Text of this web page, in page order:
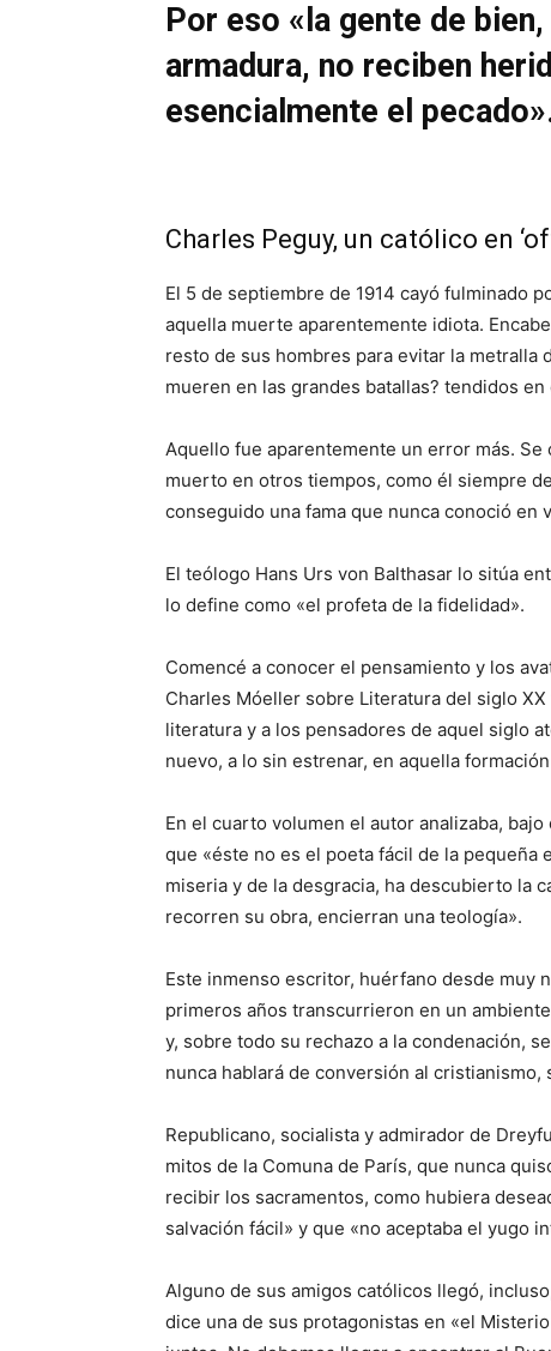
Por eso «la gente de
armadura, no reciben
esencialmente el
Charles Peguy, un católico en
El 5 de septiembre de 1914 cayó fulminado
aquella muerte aparentemente idiota.
resto de sus hombres para evitar la metralla
mueren en las grandes batallas? tendidos
Aquello fue aparentemente un error más.
muerto en otros tiempos, como él siempre
conseguido una fama que nunca conoció en
El teólogo Hans Urs von Balthasar lo sitúa
lo define como «el profeta de la fidelidad».
Comencé a conocer el pensamiento y los
Charles Móeller sobre Literatura del siglo
literatura y a los pensadores de aquel siglo
nuevo, a lo sin estrenar, en aquella
En el cuarto volumen el autor analizaba,
que «éste no es el poeta fácil de la pequeña
miseria y de la desgracia, ha descubierto la
recorren su obra, encierran una teología».
Este inmenso escritor, huérfano desde muy
primeros años transcurrieron en un
y, sobre todo su rechazo a la condenación,
nunca hablará de conversión al cristianismo,
Republicano, socialista y admirador de
mitos de la Comuna de París, que nunca
recibir los sacramentos, como hubiera
salvación fácil» y que «no aceptaba el yugo
Alguno de sus amigos católicos llegó,
dice una de sus protagonistas en «el